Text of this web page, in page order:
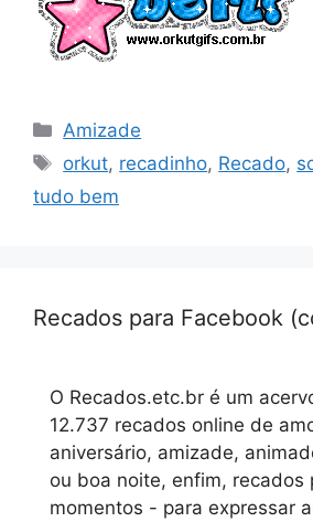
Categorias
Amizade
Tags
orkut, recadinho, Recado,
tudo bem
Recados para Facebook
O Recados.etc.br é um
12.737 recados online de
aniversário, amizade,
ou boa noite, enfim, recados
momentos - para expressar